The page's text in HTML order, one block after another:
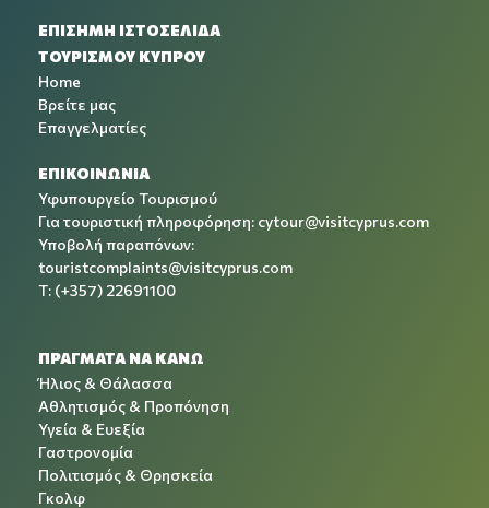
ΕΠΙΣΗΜΗ ΙΣΤΟΣΕΛΙΔΑ
ΤΟΥΡΙΣΜΟΥ ΚΥΠΡΟΥ
Home
Βρείτε μας
Επαγγελματίες
ΕΠΙΚΟΙΝΩΝΙΑ
Υφυπουργείο Τουρισμού
Για τουριστική πληροφόρηση: cytour@visitcyprus.com
Υποβολή παραπόνων:
touristcomplaints@visitcyprus.com
T: (+357) 22691100
ΠΡΑΓΜΑΤΑ ΝΑ ΚΑΝΩ
Ήλιος & Θάλασσα
Αθλητισμός & Προπόνηση
Υγεία & Ευεξία
Γαστρονομία
Πολιτισμός & Θρησκεία
Γκολφ